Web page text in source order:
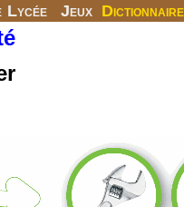
Lycée Jeux Dictionnaire